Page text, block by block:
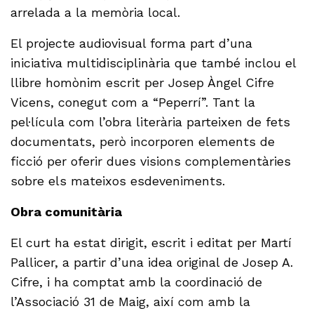
arrelada a la memòria local.
El projecte audiovisual forma part d’una
iniciativa multidisciplinària que també inclou el
llibre homònim escrit per Josep Àngel Cifre
Vicens, conegut com a “Peperrí”. Tant la
pel·lícula com l’obra literària parteixen de fets
documentats, però incorporen elements de
ficció per oferir dues visions complementàries
sobre els mateixos esdeveniments.
Obra comunitària
El curt ha estat dirigit, escrit i editat per Martí
Pallicer, a partir d’una idea original de Josep A.
Cifre, i ha comptat amb la coordinació de
l’Associació 31 de Maig, així com amb la